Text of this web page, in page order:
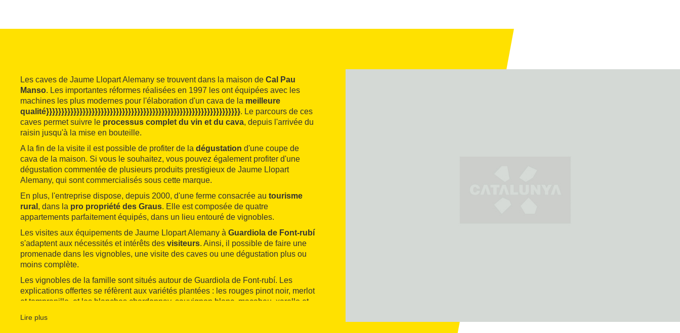
Les caves de Jaume Llopart Alemany se trouvent dans la maison de Cal Pau
Manso. Les importantes réformes réalisées en 1997 les ont équipées avec les
machines les plus modernes pour l'élaboration d'un cava de la meilleure
qualité}}}}}}}}}}}}}}}}}}}}}}}}}}}}}}}}}}}}}}}}}}}}}}}}}}}}}}}}}}}}}}}}. Le parcours de ces
caves permet suivre le processus complet du vin et du cava, depuis l'arrivée du
raisin jusqu'à la mise en bouteille.
A la fin de la visite il est possible de profiter de la dégustation d'une coupe de
cava de la maison. Si vous le souhaitez, vous pouvez également profiter d'une
dégustation commentée de plusieurs produits prestigieux de Jaume Llopart
Alemany, qui sont commercialisés sous cette marque.
En plus, l'entreprise dispose, depuis 2000, d'une ferme consacrée au tourisme
rural , dans la pro propriété des Graus. Elle est composée de quatre
appartements parfaitement équipés, dans un lieu entouré de vignobles.
Les visites aux équipements de Jaume Llopart Alemany à Guardiola de Font-rubí
s'adaptent aux nécessités et intérêts des visiteurs. Ainsi, il possible de faire une
promenade dans les vignobles, une visite des caves ou une dégustation plus ou
moins complète.
Les vignobles de la famille sont situés autour de Guardiola de Font-rubí. Les
explications offertes se réfèrent aux variétés plantées : les rouges pinot noir, merlot
et tempranillo, et les blanches chardonnay, sauvignon blanc, macabeu, xarello et
questions plus génériques sur les appellations d'origine
Lire plus